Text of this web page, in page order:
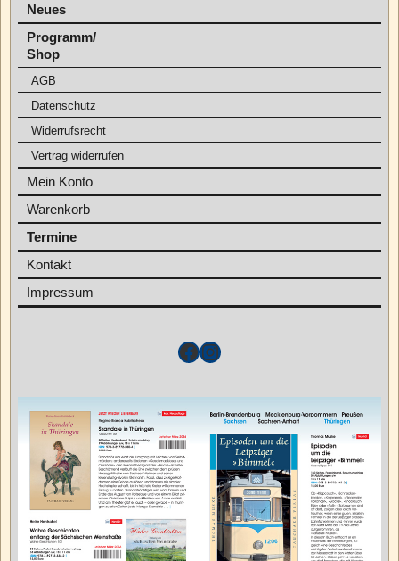
Neues
Programm/
Shop
AGB
Datenschutz
Widerrufsrecht
Vertrag widerrufen
Mein Konto
Warenkorb
Termine
Kontakt
Impressum